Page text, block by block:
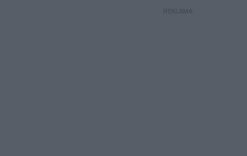
drobne niedoskonałości i odbija światło, tworząc jaśniejsze